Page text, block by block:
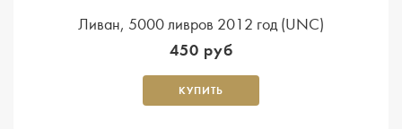
Ливан, 5000 ливров 2012 год (UNC)
450 руб
КУПИТЬ